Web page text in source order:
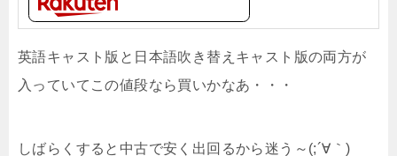
英語キャスト版と日本語吹き替えキャスト版の両方が
入っていてこの値段なら買いかなあ・・・
しばらくすると中古で安く出回るから迷う～(;´∀｀)